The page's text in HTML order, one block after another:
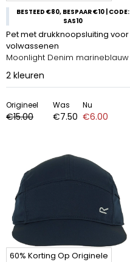
BESTEED €80, BESPAAR €10 | CODE:
SAS10
Pet met drukknoopsluiting voor
volwassenen
Moonlight Denim marineblauw
2 kleuren
Origineel
€15.00
Was
€7.50
Nu
€6.00
60% Korting Op Originele